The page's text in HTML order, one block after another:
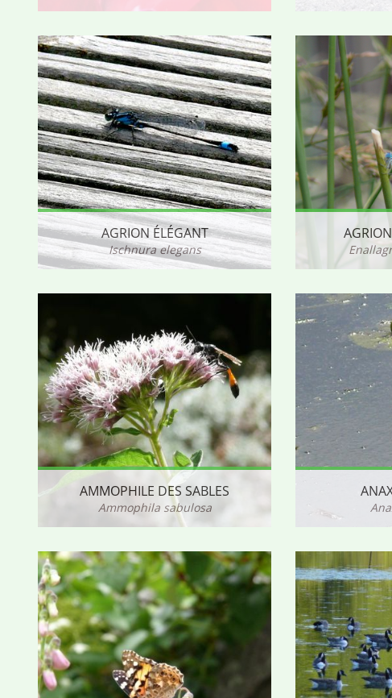
AGRION ÉLÉGANT
Ischnura elegans
AMMOPHILE DES SABLES
Ammophila sabulosa